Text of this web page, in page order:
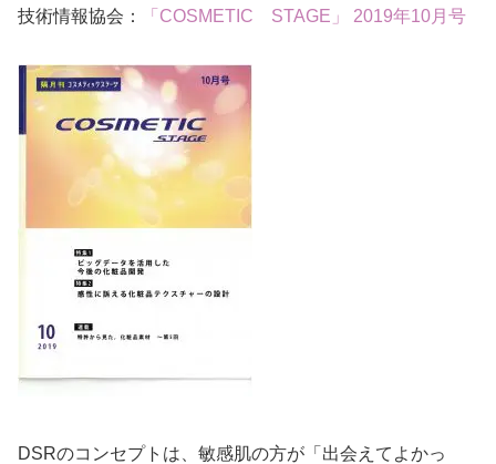
技術情報協会： 「COSMETIC STAGE」 2019年10月号
DSRのコンセプトは、敏感肌の方が「出会えてよかっ